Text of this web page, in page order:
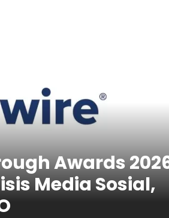
Awards
Media Sosial,